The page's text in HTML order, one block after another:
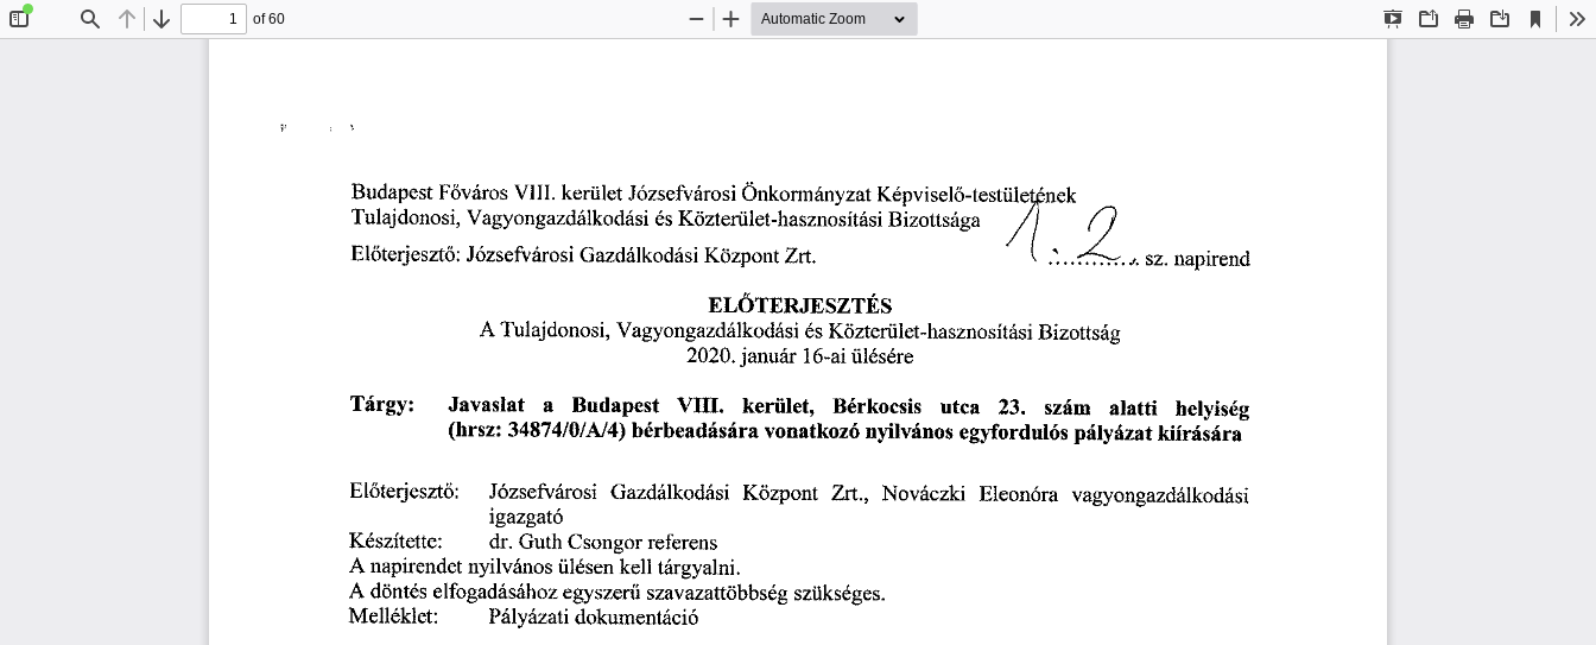
Find Previous
Next
of 60
Presentation
OpenPrint Download
Current
View
Zoom
Zoom
Budapest Főváros VIII. kerület Józsefvárosi Önkormányzat Képviselő-testüle 'nek
Tulajdonosi, Vagyongazdálkodási és Közterület-hasznosítási Bizottsága
Előterjesztő: Józsefvárosi Gazdálkodási Központ Zrt.
ELŐ TERJESZTÉS
A Tulajdonosi, Vagyongazdálkodási és Közterület-hasznosítási Bizottság
2020. január 16-ai ülésére
sz. napirend
Tárgy: Javaslat a Budapest VIII. kerület, Bérkocsis utca 23. szám alatti
helyiség
(hrsz: 34874/0/A/4) bérbeadására vonatkozó nyilvános egyfordulós pályázat kiírására
Előterjesztő: Józsefvárosi Gazdálkodási Központ Zrt., Nováczki Eleonóra
vagyongazdálkodási
igazgató
Készítette:
dr. Guth Csongor referens
A napirendet nyilvános ülésen kell tárgyalni.
A döntés elfogadásához egyszerű szavazattöbbség szükséges.
Melléklet:
Pályázati dokumentáció